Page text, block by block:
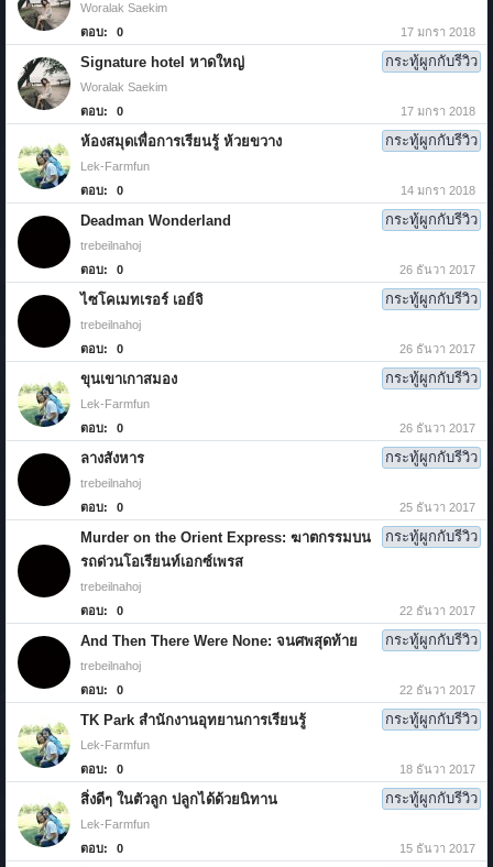
Woralak Saekim
ตอบ:
0 17 มกรา 2018
กระทู้ผูกกับรีวิว
Signature hotel หาดใหญ่
Woralak Saekim
ตอบ:
0 17 มกรา 2018
กระทู้ผูกกับรีวิว
ห้องสมุดเพื่อการเรียนรู้ ห้วยขวาง
Lek-Farmfun
ตอบ:
0 14 มกรา 2018
กระทู้ผูกกับรีวิว
Deadman Wonderland
trebeilnahoj
ตอบ:
0 26 ธันวา 2017
กระทู้ผูกกับรีวิว
ไซโคเมทเรอร์ เอย์จิ
trebeilnahoj
ตอบ:
0 26 ธันวา 2017
กระทู้ผูกกับรีวิว
ขุนเขาเกาสมอง
Lek-Farmfun
ตอบ:
0 26 ธันวา 2017
กระทู้ผูกกับรีวิว
ลางสังหาร
trebeilnahoj
ตอบ:
0 25 ธันวา 2017
กระทู้ผูกกับรีวิว
Murder on the Orient Express: ฆาตกรรมบน
รถด่วนโอเรียนท์เอกซ์เพรส
trebeilnahoj
ตอบ:
0 22 ธันวา 2017
กระทู้ผูกกับรีวิว
And Then There Were None: จนศพสุดท้าย
trebeilnahoj
ตอบ:
0 22 ธันวา 2017
กระทู้ผูกกับรีวิว
TK Park สำนักงานอุทยานการเรียนรู้
Lek-Farmfun
ตอบ:
0 18 ธันวา 2017
กระทู้ผูกกับรีวิว
สิ่งดีๆ ในตัวลูก ปลูกได้ด้วยนิทาน
Lek-Farmfun
ตอบ:
0 15 ธันวา 2017